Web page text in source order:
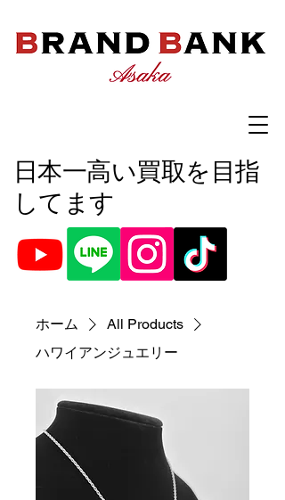
​日本一高い買取を目指
してます
ホーム
All Products
ハワイアンジュエリー